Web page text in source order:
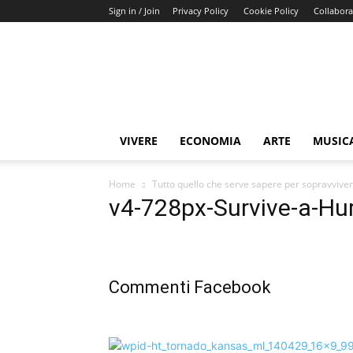
Sign in / Join Privacy Policy Cookie Policy
VIVERE ECONOMIA ARTE
Home Tutto quello che serve sapere per
v4-728px-Survive-a-
Commenti Facebook